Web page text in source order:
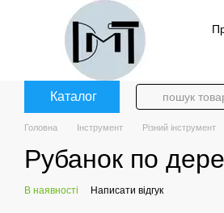
Перейти до основного контенту
Каталог
Головна Інструмент Різний інструмент
Рубанок по
В наявності Написати відгук